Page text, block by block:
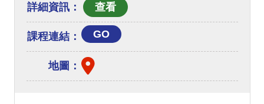
詳細資訊：
課程連結： GO
地圖：